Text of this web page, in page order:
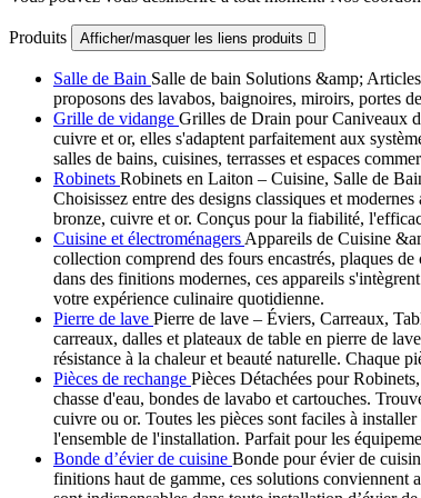
Produits Afficher/masquer les liens produits 
Salle de Bain Salle de bain Solutions &amp;
proposons des lavabos, baignoires, miroirs, portes
Grille de vidange Grilles de Drain pour Caniveaux
cuivre et or, elles s'adaptent parfaitement aux
salles de bains, cuisines, terrasses et espaces
Robinets Robinets en Laiton – Cuisine, Salle de
Choisissez entre des designs classiques et
bronze, cuivre et or. Conçus pour la fiabilité,
Cuisine et électroménagers Appareils de Cuisine
collection comprend des fours encastrés, plaques
dans des finitions modernes, ces appareils
votre expérience culinaire quotidienne.
Pierre de lave Pierre de lave – Éviers, Carreaux,
carreaux, dalles et plateaux de table en pierre de
résistance à la chaleur et beauté naturelle. Chaque
Pièces de rechange Pièces Détachées pour
chasse d'eau, bondes de lavabo et cartouches.
cuivre ou or. Toutes les pièces sont faciles à
l'ensemble de l'installation. Parfait pour les
Bonde d’évier de cuisine Bonde pour évier de
finitions haut de gamme, ces solutions conviennent